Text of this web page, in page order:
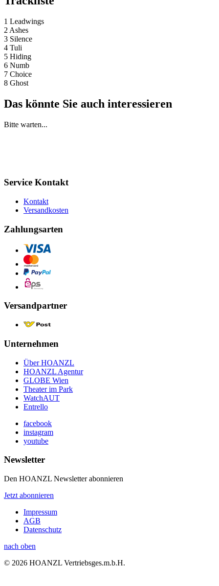
1 Leadwings
2 Ashes
3 Silence
4 Tuli
5 Hiding
6 Numb
7 Choice
8 Ghost
Das könnte Sie auch interessieren
Bitte warten...
Service Kontakt
Kontakt
Versandkosten
Zahlungsarten
Versandpartner
Unternehmen
Über HOANZL
HOANZL Agentur
GLOBE Wien
Theater im Park
WatchAUT
Entrello
facebook
instagram
youtube
Newsletter
Den HOANZL Newsletter abonnieren
Jetzt abonnieren
Impressum
AGB
Datenschutz
nach oben
© 2026 HOANZL Vertriebsges.m.b.H.